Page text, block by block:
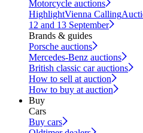
Motorcycle auctions
HighlightVienna Calling
12 and 13 September
Brands & guides
Porsche auctions
Mercedes-Benz auctions
British classic car auctions
How to sell at auction
How to buy at auction
Buy
Cars
Buy cars